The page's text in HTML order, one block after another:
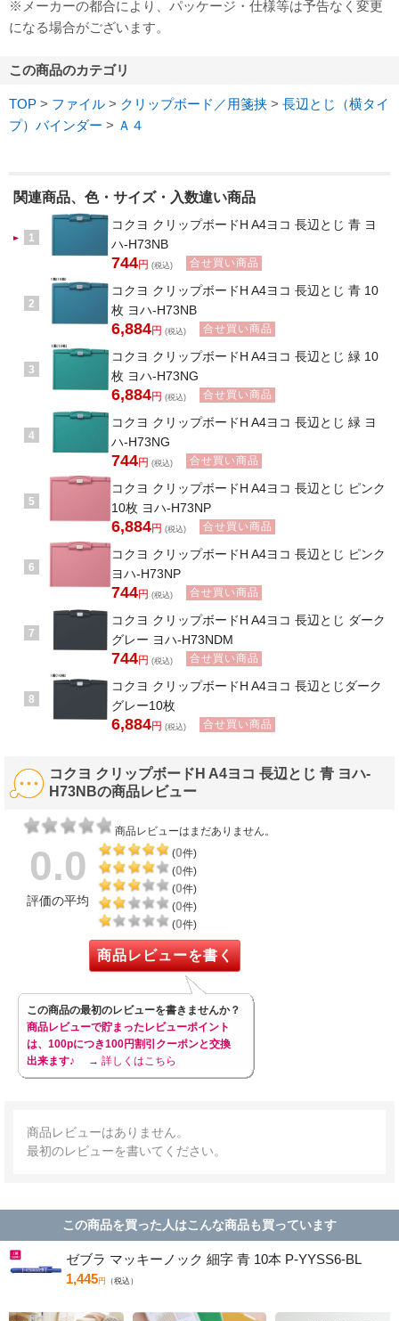
※メーカーの都合により、パッケージ・仕様等は予告なく変更
になる場合がございます。
この商品のカテゴリ
TOP > ファイル > クリップボード／用箋挟 > 長辺とじ（横タイ
プ）バインダー > Ａ４
関連商品、色・サイズ・入数違い商品
1
コクヨ クリップボードH A4ヨコ 長辺とじ 青 ヨ
ハ-H73NB
744円 (税込) 合せ買い商品
2
コクヨ クリップボードH A4ヨコ 長辺とじ 青 10
枚 ヨハ-H73NB
6,884円 (税込) 合せ買い商品
3
コクヨ クリップボードH A4ヨコ 長辺とじ 緑 10
枚 ヨハ-H73NG
6,884円 (税込) 合せ買い商品
4
コクヨ クリップボードH A4ヨコ 長辺とじ 緑 ヨ
ハ-H73NG
744円 (税込) 合せ買い商品
5
コクヨ クリップボードH A4ヨコ 長辺とじ ピンク
10枚 ヨハ-H73NP
6,884円 (税込) 合せ買い商品
6
コクヨ クリップボードH A4ヨコ 長辺とじ ピンク
ヨハ-H73NP
744円 (税込) 合せ買い商品
7
コクヨ クリップボードH A4ヨコ 長辺とじ ダーク
グレー ヨハ-H73NDM
744円 (税込) 合せ買い商品
8
コクヨ クリップボードH A4ヨコ 長辺とじダーク
グレー10枚
6,884円 (税込) 合せ買い商品
コクヨ クリップボードH A4ヨコ 長辺とじ 青 ヨハ-
H73NBの商品レビュー
商品レビューはまだありません。
0.0
評価の平均
(0件)
(0件)
(0件)
(0件)
(0件)
商品レビューを書く
この商品の最初のレビューを書きませんか？
商品レビューで貯まったレビューポイント
は、100pにつき100円割引クーポンと交換
出来ます♪
→ 詳しくはこちら
商品レビューはありません。
最初のレビューを書いてください。
この商品を買った人はこんな商品も買っています
ゼブラ マッキーノック 細字 青 10本 P-YYSS6-BL
1,445円 （税込）